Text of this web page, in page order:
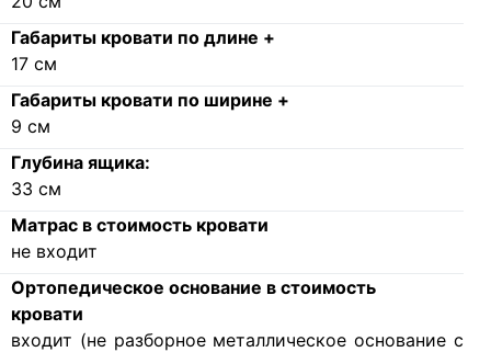
Габариты кровати по длине +
17 см
Габариты кровати по ширине +
9 см
Глубина ящика:
33 см
Матрас в стоимость кровати
не входит
Ортопедическое основание в стоимость
кровати
входит (не разборное металлическое основание с